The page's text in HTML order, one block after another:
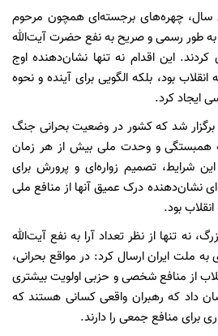
سال، چهره‌های برجسته‌ای همچون مرحوم
طور رسمی و صریح به نفع حضرت آیت‌الله
کردند. این اقدام نه تنها نشان‌دهنده اوج
بود، بلکه الگویی برای آینده و نحوه
ایجاد کرد.
۱۳۶۰ در زمانی برگزار شد که کشور در وضعیت بحرانی جنگ
همبستگی و وحدت ملی بیش از هر زمان
شرایط، تصمیم زواره‌ای و پرورش برای
نشان‌دهنده درک عمیق آنها از منافع ملی
بود.
نه تنها از نظر تعداد آرا به نفع آیت‌الله
به ملت ایران ارسال کرد: در مواقع بحرانی،
از منافع شخصی و حزبی اولویت بیشتری
داد که رهبران واقعی کسانی هستند که
برای منافع جمعی را دارند.